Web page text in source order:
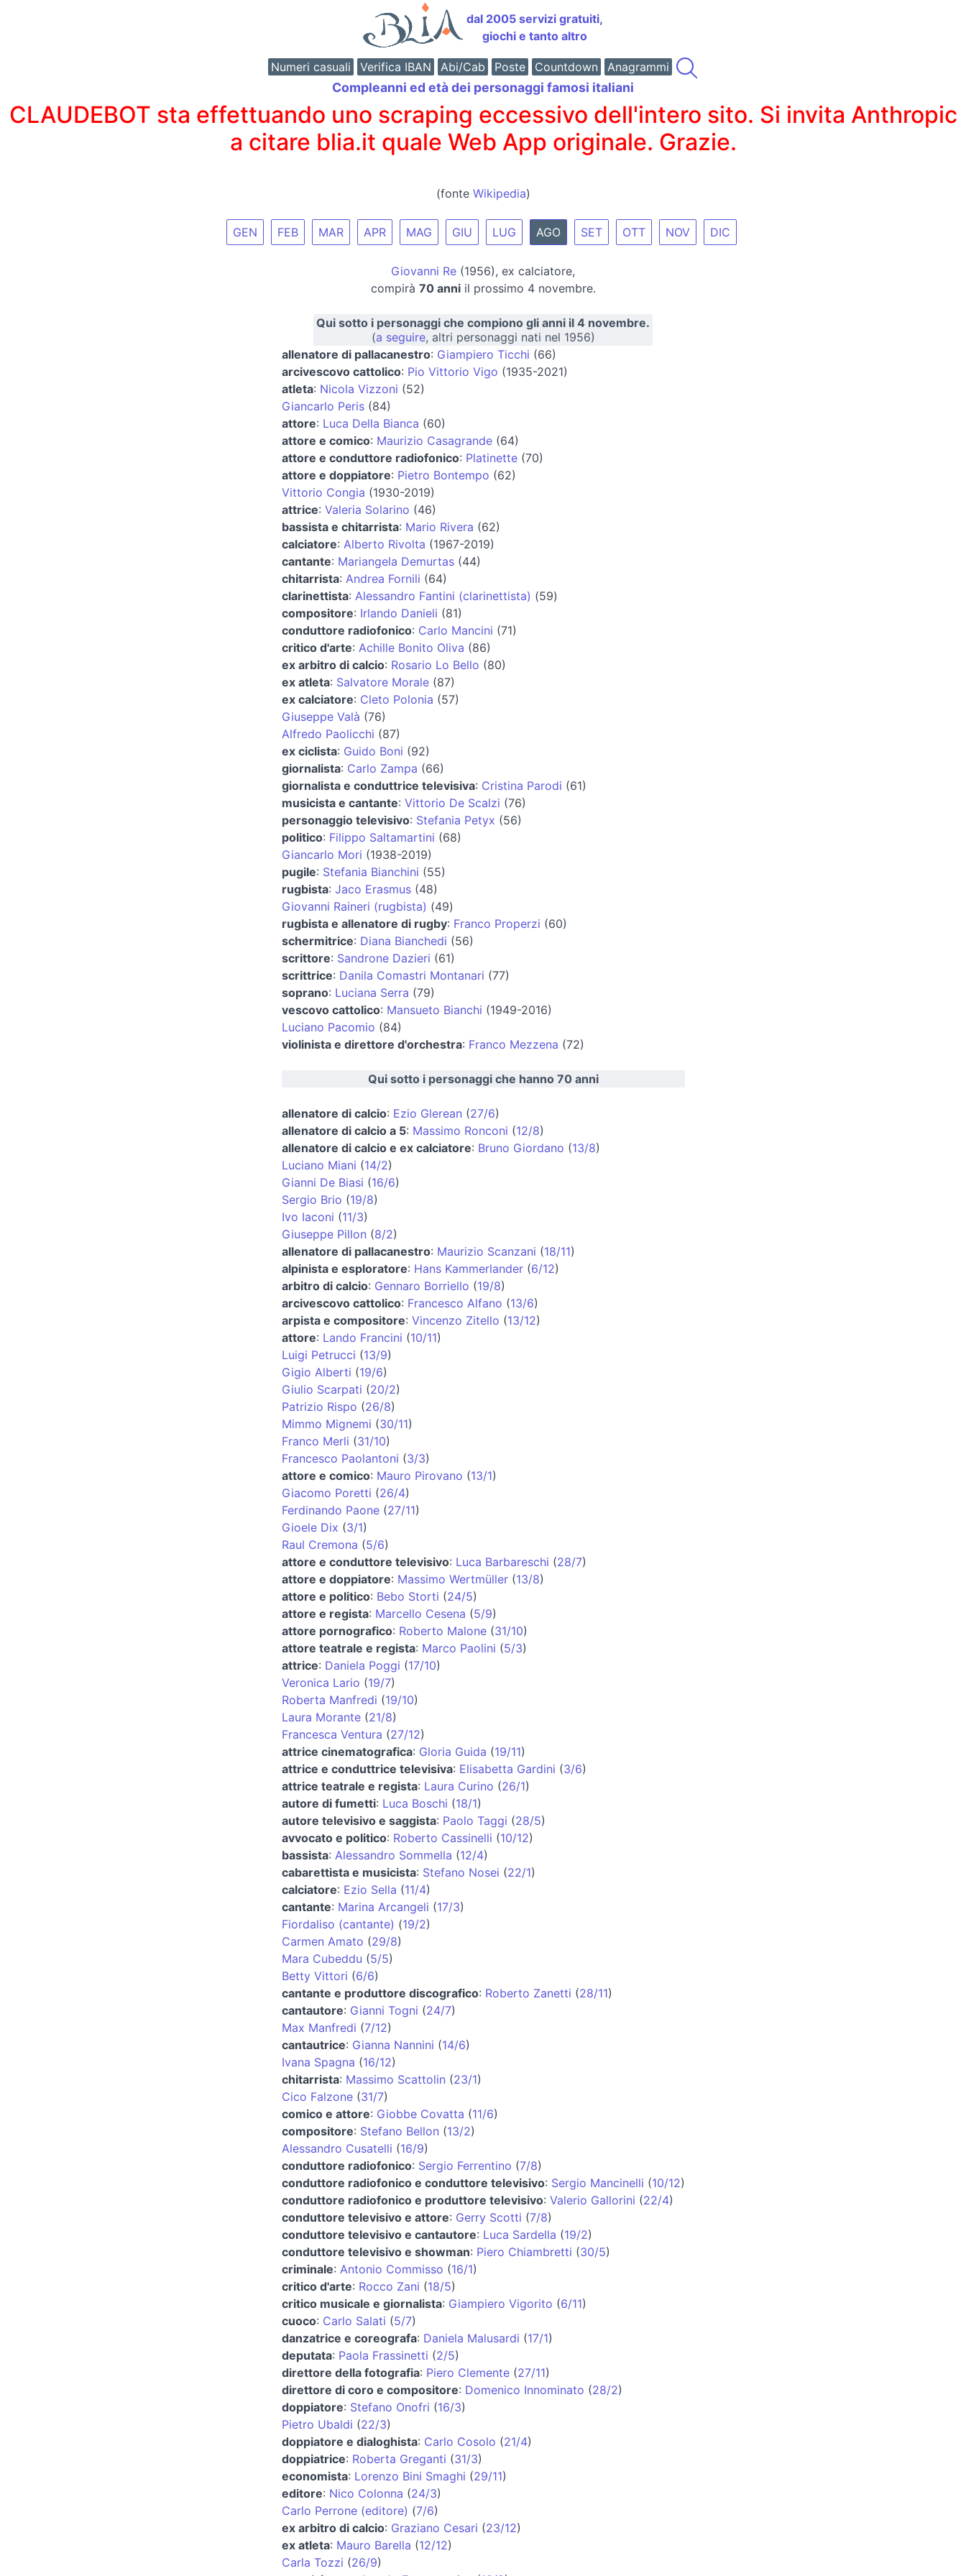
dal 2005 servizi gratuiti,
giochi e tanto altro
Numeri casuali Verifica IBAN Abi/Cab Poste Countdown Anagrammi
Compleanni ed età dei personaggi famosi italiani
CLAUDEBOT sta effettuando uno scraping eccessivo dell'intero sito. Si invita Anthropic
a citare blia.it quale Web App originale. Grazie.
(fonte Wikipedia)
GEN FEB MAR APR MAG GIU LUG AGO SET OTT NOV DIC
Giovanni Re (1956), ex calciatore,
compirà 70 anniil prossimo 4 novembre.
Qui sotto i personaggi che compiono gli anni il 4 novembre.
(a seguire, altri personaggi nati nel 1956)
allenatore di pallacanestro: Giampiero Ticchi (66)
arcivescovo cattolico: Pio Vittorio Vigo (1935-2021)
atleta: Nicola Vizzoni (52)
Giancarlo Peris(84)
attore: Luca Della Bianca (60)
attore e comico: Maurizio Casagrande(64)
attore e conduttore radiofonico: Platinette(70)
attore e doppiatore: Pietro Bontempo (62)
Vittorio Congia (1930-2019)
attrice: Valeria Solarino (46)
bassista e chitarrista: Mario Rivera (62)
calciatore: Alberto Rivolta (1967-2019)
cantante: Mariangela Demurtas(44)
chitarrista: Andrea Fornili (64)
clarinettista: Alessandro Fantini (clarinettista) (59)
compositore: Irlando Danieli (81)
conduttore radiofonico: Carlo Mancini (71)
critico d'arte: Achille Bonito Oliva (86)
ex arbitro di calcio: Rosario Lo Bello (80)
ex atleta: Salvatore Morale(87)
ex calciatore: Cleto Polonia (57)
Giuseppe Valà (76)
Alfredo Paolicchi (87)
ex ciclista: Guido Boni (92)
giornalista: Carlo Zampa (66)
giornalista e conduttrice televisiva: Cristina Parodi (61)
musicista e cantante: Vittorio De Scalzi (76)
personaggio televisivo: Stefania Petyx (56)
politico: Filippo Saltamartini (68)
Giancarlo Mori (1938-2019)
pugile: Stefania Bianchini (55)
rugbista: Jaco Erasmus(48)
Giovanni Raineri (rugbista) (49)
rugbista e allenatore di rugby: Franco Properzi (60)
schermitrice: Diana Bianchedi (56)
scrittore: Sandrone Dazieri (61)
scrittrice: Danila Comastri Montanari (77)
soprano: Luciana Serra (79)
vescovo cattolico: Mansueto Bianchi (1949-2016)
Luciano Pacomio (84)
violinista e direttore d'orchestra: Franco Mezzena (72)
Qui sotto i personaggi che hanno 70 anni
allenatore di calcio: Ezio Glerean (27/6)
allenatore di calcio a 5: Massimo Ronconi (12/8)
allenatore di calcio e ex calciatore: Bruno Giordano (13/8)
Luciano Miani (14/2)
Gianni De Biasi (16/6)
Sergio Brio (19/8)
Ivo Iaconi (11/3)
Giuseppe Pillon (8/2)
allenatore di pallacanestro: Maurizio Scanzani (18/11)
alpinista e esploratore: Hans Kammerlander(6/12)
arbitro di calcio: Gennaro Borriello (19/8)
arcivescovo cattolico: Francesco Alfano (13/6)
arpista e compositore: Vincenzo Zitello (13/12)
attore: Lando Francini (10/11)
Luigi Petrucci (13/9)
Gigio Alberti (19/6)
Giulio Scarpati (20/2)
Patrizio Rispo (26/8)
Mimmo Mignemi (30/11)
Franco Merli (31/10)
Francesco Paolantoni (3/3)
attore e comico: Mauro Pirovano (13/1)
Giacomo Poretti (26/4)
Ferdinando Paone(27/11)
Gioele Dix (3/1)
Raul Cremona (5/6)
attore e conduttore televisivo: Luca Barbareschi (28/7)
attore e doppiatore: Massimo Wertmüller(13/8)
attore e politico: Bebo Storti (24/5)
attore e regista: Marcello Cesena (5/9)
attore pornografico: Roberto Malone(31/10)
attore teatrale e regista: Marco Paolini (5/3)
attrice: Daniela Poggi (17/10)
Veronica Lario (19/7)
Roberta Manfredi (19/10)
Laura Morante(21/8)
Francesca Ventura (27/12)
attrice cinematografica: Gloria Guida (19/11)
attrice e conduttrice televisiva: Elisabetta Gardini (3/6)
attrice teatrale e regista: Laura Curino (26/1)
autore di fumetti: Luca Boschi (18/1)
autore televisivo e saggista: Paolo Taggi (28/5)
avvocato e politico: Roberto Cassinelli (10/12)
bassista: Alessandro Sommella (12/4)
cabarettista e musicista: Stefano Nosei (22/1)
calciatore: Ezio Sella (11/4)
cantante: Marina Arcangeli (17/3)
Fiordaliso (cantante) (19/2)
Carmen Amato (29/8)
Mara Cubeddu (5/5)
Betty Vittori (6/6)
cantante e produttore discografico: Roberto Zanetti (28/11)
cantautore: Gianni Togni (24/7)
Max Manfredi (7/12)
cantautrice: Gianna Nannini (14/6)
Ivana Spagna (16/12)
chitarrista: Massimo Scattolin (23/1)
Cico Falzone(31/7)
comico e attore: Giobbe Covatta (11/6)
compositore: Stefano Bellon (13/2)
Alessandro Cusatelli (16/9)
conduttore radiofonico: Sergio Ferrentino (7/8)
conduttore radiofonico e conduttore televisivo: Sergio Mancinelli (10/12)
conduttore radiofonico e produttore televisivo: Valerio Gallorini (22/4)
conduttore televisivo e attore: Gerry Scotti (7/8)
conduttore televisivo e cantautore: Luca Sardella (19/2)
conduttore televisivo e showman: Piero Chiambretti (30/5)
criminale: Antonio Commisso (16/1)
critico d'arte: Rocco Zani (18/5)
critico musicale e giornalista: Giampiero Vigorito (6/11)
cuoco: Carlo Salati (5/7)
danzatrice e coreografa: Daniela Malusardi (17/1)
deputata: Paola Frassinetti (2/5)
direttore della fotografia: Piero Clemente(27/11)
direttore di coro e compositore: Domenico Innominato (28/2)
doppiatore: Stefano Onofri (16/3)
Pietro Ubaldi (22/3)
doppiatore e dialoghista: Carlo Cosolo (21/4)
doppiatrice: Roberta Greganti (31/3)
economista: Lorenzo Bini Smaghi (29/11)
editore: Nico Colonna (24/3)
Carlo Perrone (editore) (7/6)
ex arbitro di calcio: Graziano Cesari (23/12)
ex atleta: Mauro Barella (12/12)
Carla Tozzi (26/9)